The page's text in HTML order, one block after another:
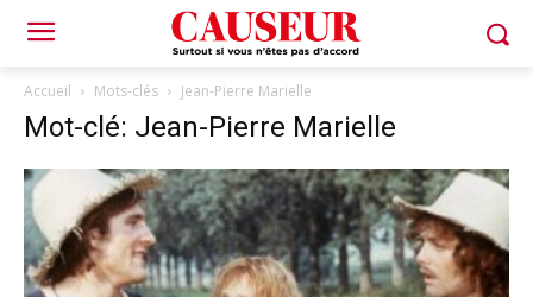
Accueil Mots-clés Jean-Pierre Marielle
Mot-clé: Jean-Pierre Marielle